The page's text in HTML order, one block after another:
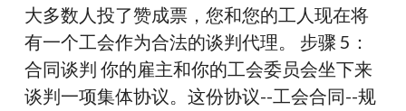
大多数人投了赞成票，您和您的工人现在将
有一个工会作为合法的谈判代理。 步骤 5：
合同谈判 你的雇主和你的工会委员会坐下来
谈判一项集体协议。这份协议--工会合同--规